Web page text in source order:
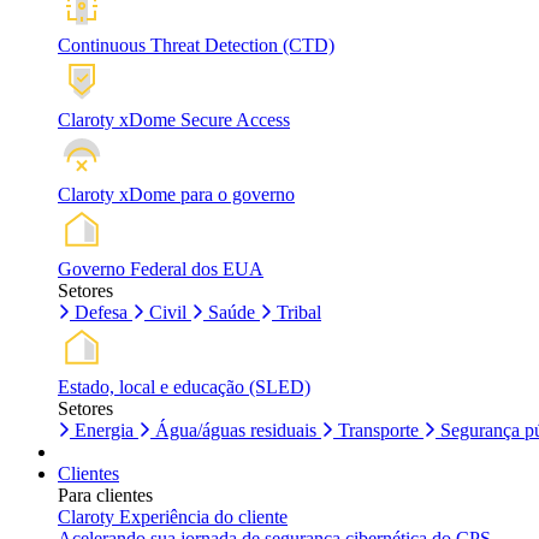
Continuous Threat Detection (CTD)
Claroty xDome Secure Access
Claroty xDome para o governo
Governo Federal dos EUA
Setores
Defesa
Civil Saúde Tribal
Estado, local e educação (SLED)
Setores
Energia
Água/águas residuais Transporte Segurança
Clientes
Para clientes
Claroty Experiência do cliente